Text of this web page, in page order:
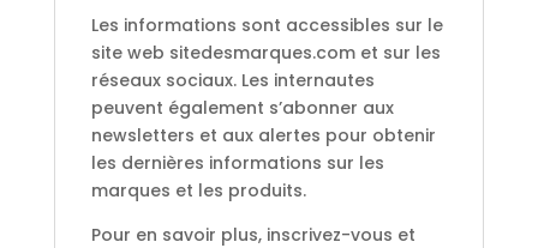
Les informations sont accessibles sur le
site web sitedesmarques.com et sur les
réseaux sociaux. Les internautes
peuvent également s’abonner aux
newsletters et aux alertes pour obtenir
les dernières informations sur les
marques et les produits.
Pour en savoir plus, inscrivez-vous et